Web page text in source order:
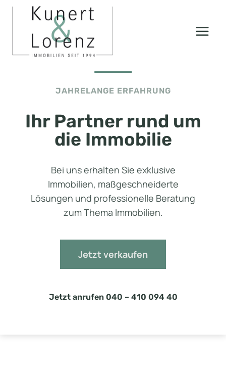
Zum
springen
JAHRELANGE ERFAHRUNG
Ihr Partner rund um
die Immobilie
Bei uns erhalten Sie exklusive
Immobilien, maßgeschneiderte
Lösungen und professionelle Beratung
zum Thema Immobilien.
Jetzt verkaufen
Jetzt anrufen 040 – 410 094 40